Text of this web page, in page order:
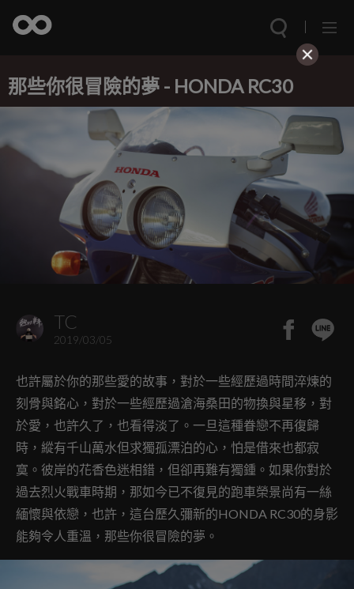
那些你很冒險的夢 - HONDA RC30
TC
2019/03/05
也許屬於你的那些愛的故事，對於一些經歷過時間淬煉的
刻骨與銘心，對於一些經歷過滄海桑田的物換與星移，對
於愛，也許久了，也看得淡了。一旦這種眷戀不再復歸
時，縱有千山萬水但求獨孤漂泊的心，怕是借來也都寂
寞。彼岸的花香色迷相錯，但卻再難有獨鍾。如果你對於
過去烈火戰車時期，那如今已不復見的跑車榮景尚有一絲
緬懷與依戀，也許，這台歷久彌新的HONDA RC30的身影
能夠令人重溫，那些你很冒險的夢。